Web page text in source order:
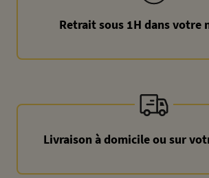
Retrait sous 1H dans votre
Livraison à domicile ou sur